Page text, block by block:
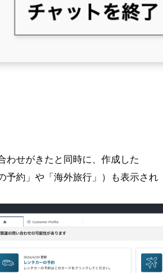
わせがきたと同時に、作成した
予約」や「海外旅行」）も表示され